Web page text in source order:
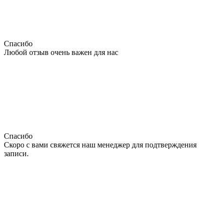
Спасибо
Любой отзыв очень важен для нас
Спасибо
Скоро с вами свяжется наш менеджер для подтверждения
записи.